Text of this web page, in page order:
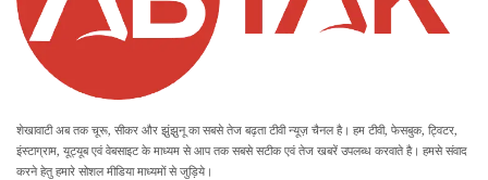
शेखावाटी अब तक चूरू, सीकर और झुंझुनू का सबसे तेज बढ़ता टीवी न्यूज़ चैनल है। हम टीवी, फेसबुक, ट्विटर,
इंस्टाग्राम, यूट्यूब एवं वेबसाइट के माध्यम से आप तक सबसे सटीक एवं तेज खबरें उपलब्ध करवाते है। हमसे संवाद
करने हेतु हमारे सोशल मीडिया माध्यमों से जुड़िये।